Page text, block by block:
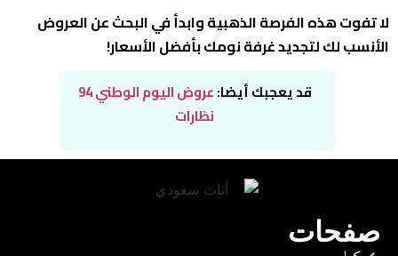
لا تفوت هذه الفرصة الذهبية وابدأ في البحث عن العروض
الأنسب لك لتجديد غرفة نومك بأفضل الأسعار!
قد يعجبك أيضا:
عروض اليوم الوطني 94
نظارات
صفحات